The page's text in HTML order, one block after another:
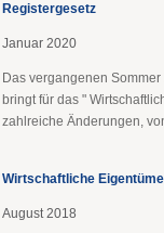
Registergesetz
Januar 2020
Das vergangenen
bringt für das "
zahlreiche Änderungen,
Wirtschaftliche
August 2018